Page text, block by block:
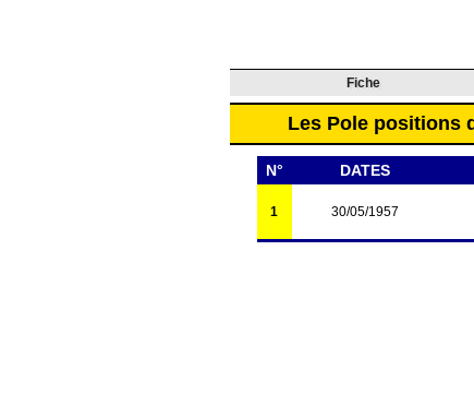
Fiche
Les Pole positions
N° DATES
1 30/05/1957